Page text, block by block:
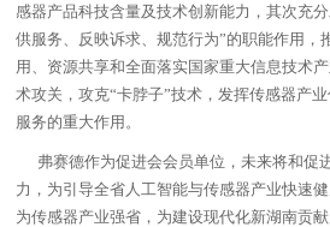
感器产品科技含量及技术创新能力，其次充
供服务、反映诉求、规范行为”的职能作用，
用、资源共享和全面落实国家重大信息技术
术攻关，攻克“卡脖子”技术，发挥传感器产
服务的重大作用。
弗赛德作为促进会会员单位，未来将和促
力，为引导全省人工智能与传感器产业快速
为传感器产业强省，为建设现代化新湖南贡献